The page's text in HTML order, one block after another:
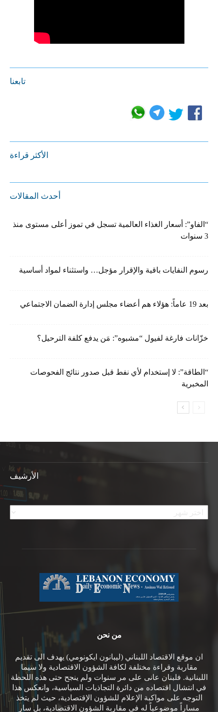
تابعنا
الأكثر قراءة
أحدث المقالات
“الفاو”: أسعار الغذاء العالمية تسجل في تموز أعلى مستوى منذ
3 سنوات
رسوم النفايات باقية والإقرار مؤجل… واستثناء لمواد أساسية
بعد 19 عاماً: هؤلاء هم أعضاء مجلس إدارة الضمان الاجتماعي
خزّانات فارغة لفيول “مشبوه”: مَن يدفع كلفة الترحيل؟
“الطاقة”: لا إستخدام لأي نفط قبل صدور نتائج الفحوصات
المخبرية
الأرشيف
الأرشيف
من نحن
ان موقع الاقتصاد اللبناني (ليبانون ايكونومي) يهدف الى تقديم
مقاربة وقراءة مختلفة لكافة الشؤون الاقتصادية ولا سيما
اللبنانية. فلبنان عانى على مر سنوات ولم ينجح حتى هذه اللحظة
في انتشال اقتصاده من دائرة التجاذبات السياسية، وانعكس هذا
التوجه على مواكبة الإعلام للشؤون الإقتصادية، حيث لم يتخذ
مساراً موضوعياً له في مقاربة الشؤون الاقتصادية، بل سار